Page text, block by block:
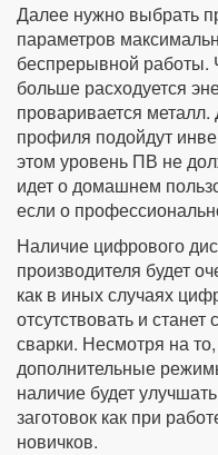
Далее нужно выбрать
параметров
беспрерывной работы.
больше расходуется
проваривается
профиля подойдут
этом уровень ПВ не
идет о домашнем
если о
Наличие цифрового
производителя будет
как в иных случаях
отсутствовать и
сварки. Несмотря на
дополнительные
наличие будет
заготовок как при
новичков.